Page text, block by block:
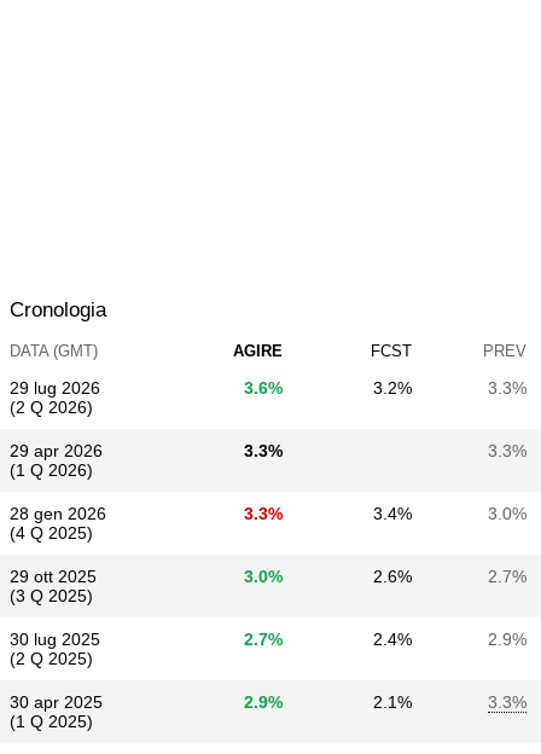
Cronologia
DATA (GMT) AGIRE FCST PREV
29 lug 2026
(2 Q 2026)
3.6% 3.2% 3.3%
29 apr 2026
(1 Q 2026)
3.3% 3.3%
28 gen 2026
(4 Q 2025)
3.3% 3.4% 3.0%
29 ott 2025
(3 Q 2025)
3.0% 2.6% 2.7%
30 lug 2025
(2 Q 2025)
2.7% 2.4% 2.9%
30 apr 2025
(1 Q 2025)
2.9% 2.1% 3.3%